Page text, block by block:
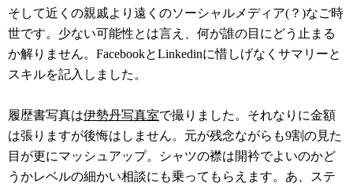
そして近くの親戚より遠くのソーシャルメディア(？)なご時
世です。少ない可能性とは言え、何が誰の目にどう止まる
か解りません。FacebookとLinkedinに惜しげなくサマリーと
スキルを記入しました。
履歴書写真は伊勢丹写真室で撮りました。それなりに金額
は張りますが後悔はしません。元が残念ながらも9割の見た
目が更にマッシュアップ。シャツの襟は開衿でよいのかど
うかレベルの細かい相談にも乗ってもらえます。あ、ステ